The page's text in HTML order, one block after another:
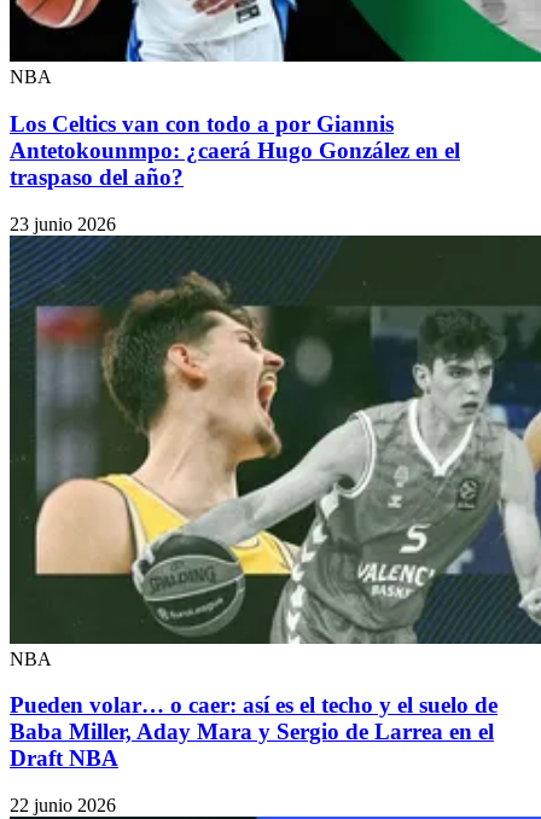
NBA
Los Celtics van con todo a por Giannis
Antetokounmpo: ¿caerá Hugo González en el
traspaso del año?
23 junio 2026
NBA
Pueden volar… o caer: así es el techo y el suelo de
Baba Miller, Aday Mara y Sergio de Larrea en el
Draft NBA
22 junio 2026